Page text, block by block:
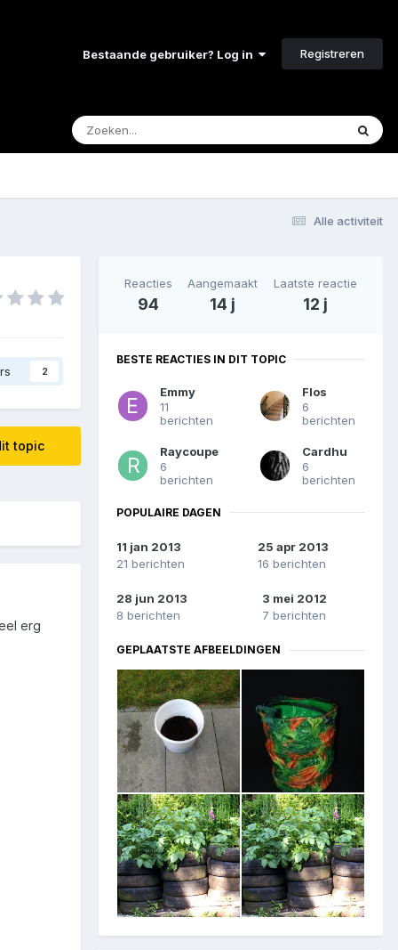
Bestaande gebruiker? Log in Registreren
Alle activiteit
2
topic
erg
Reacties
94
Aangemaakt
14 j
Laatste reactie
12 j
BESTE REACTIES IN DIT TOPIC
Emmy
11
berichten
Flos
6
berichten
Raycoupe
6
berichten
Cardhu
6
berichten
POPULAIRE DAGEN
11 jan 2013
21 berichten
25 apr 2013
16 berichten
28 jun 2013
8 berichten
3 mei 2012
7 berichten
GEPLAATSTE AFBEELDINGEN